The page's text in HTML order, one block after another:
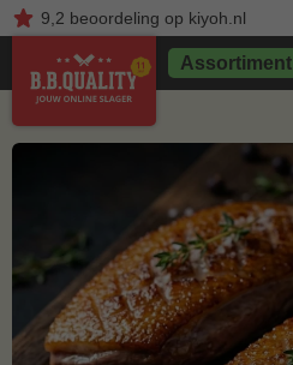
9,2 beoordelingop kiyoh.nl
Assortiment